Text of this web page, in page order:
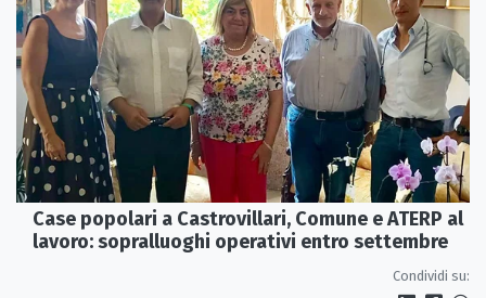
Case popolari a Castrovillari, Comune e ATERP al
lavoro: sopralluoghi operativi entro settembre
Condividi su: